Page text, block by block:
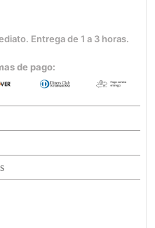
Entrega de 1 a 3 horas.
de pago: